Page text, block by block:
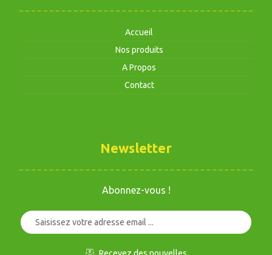
Accueil
Nos produits
A Propos
Contact
Newsletter
Abonnez-vous !